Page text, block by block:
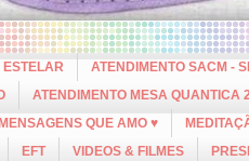
ATENDIMENTO SACM -
ATENDIMENTO MESA QUANTICA
QUE AMO ♥
EFT VIDEOS & FILMES